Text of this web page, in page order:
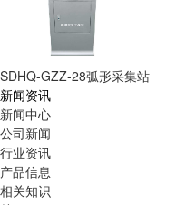
SDHQ-GZZ-28弧形采集站
新闻资讯
新闻中心
公司新闻
行业资讯
产品信息
相关知识